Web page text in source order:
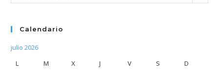
Calendario
julio 2026
L
M X J V S D